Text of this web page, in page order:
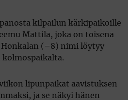
kilpailun kärkipaikoille
Mattila, joka on toisena
Honkalan (–8) nimi löytyy
lipunpaikat aavistuksen
ja se näkyi hänen